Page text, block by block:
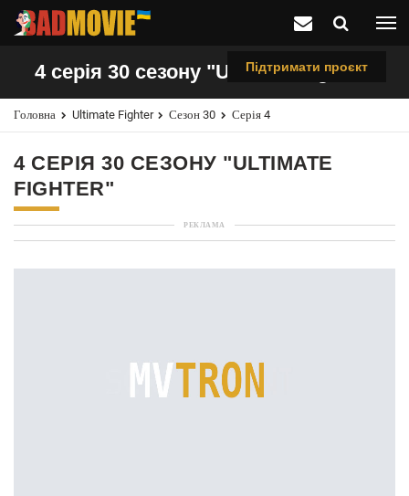
Підтримати проєкт
4 серія 30 сезону "Ultimate Fighter"
Головна Ultimate Fighter Сезон 30 Серія 4
4 СЕРІЯ 30 СЕЗОНУ "ULTIMATE
FIGHTER"
РЕКЛАМА